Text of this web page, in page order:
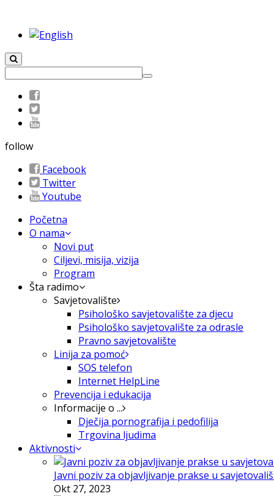
follow
Facebook
Twitter
Youtube
Početna
O nama
Novi put
Ciljevi, misija, vizija
Program
Šta radimo
Savjetovalište
Psihološko savjetovalište za djecu
Psihološko savjetovalište za odrasle
Pravno savjetovalište
Linija za pomoć
SOS telefon
Internet HelpLine
Prevencija i edukacija
Informacije o ...
Dječija pornografija i pedofilija
Trgovina ljudima
Aktivnosti
Javni poziv za objavljivanje prakse u
Okt 27, 2023